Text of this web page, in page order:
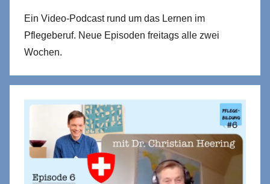
Ein Video-Podcast rund um das Lernen im
Pflegeberuf. Neue Episoden freitags alle zwei
Wochen.